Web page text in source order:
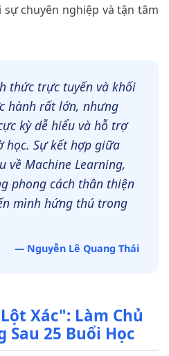
chuyên nghiệp và tận tâm
thức trực tuyến và khối
hành rất lớn, nhưng
kỳ dễ hiểu và hỗ trợ
học. Sự kết hợp giữa
về Machine Learning,
phong cách thân thiện
mình hứng thú trong
— Nguyễn Lê Quang Thái
Xác": Làm Chủ
Sau 25 Buổi Học